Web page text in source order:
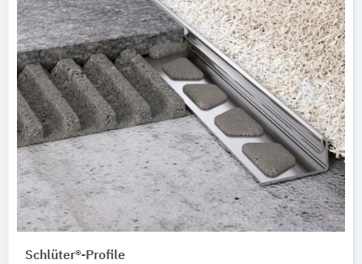
Schlüter®-Profile